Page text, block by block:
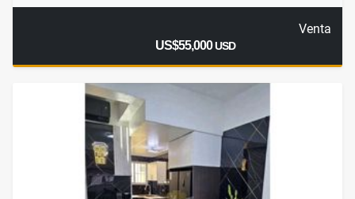
Venta
US$55,000USD